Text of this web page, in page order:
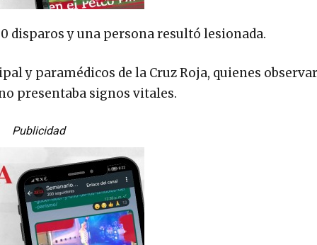
disparos y una persona resultó lesionada.
y paramédicos de la Cruz Roja, quienes
presentaba signos vitales.
Publicidad